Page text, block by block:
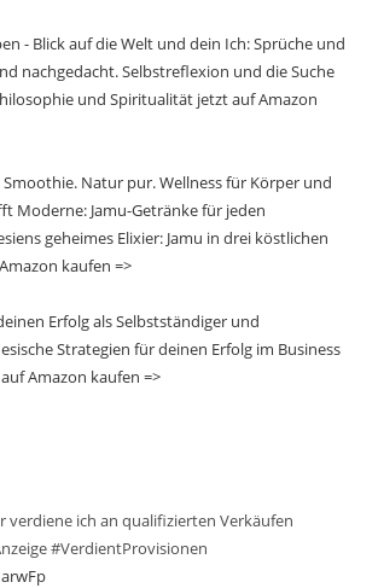
- Blick auf die Welt und dein Ich: Sprüche und
nachgedacht. Selbstreflexion und die Suche
und Spiritualität jetzt auf Amazon
Smoothie. Natur pur. Wellness für Körper und
Moderne: Jamu-Getränke für jeden
geheimes Elixier: Jamu in drei köstlichen
kaufen =>
Erfolg als Selbstständiger und
Strategien für deinen Erfolg im Business
Amazon kaufen =>
verdiene ich an qualifizierten Verkäufen
#VerdientProvisionen